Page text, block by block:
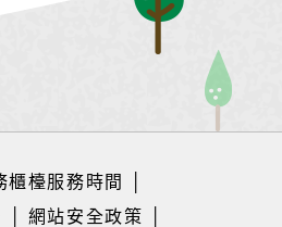
櫃檯服務時間
網站安全政策